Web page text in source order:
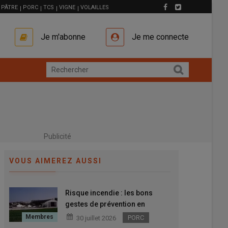
PÂTRE PORC TCS VIGNE VOLAILLES
Je m'abonne Je me connecte
Publicité
VOUS AIMEREZ AUSSI
Risque incendie : les bons
gestes de prévention en
bâtiment d'élevage
30 juillet 2026 PORC